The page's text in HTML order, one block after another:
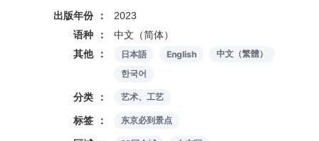
出版年份
2023
语种
中文（简体）
其他
日本語 English
中文（繁體）
한국어
分类 艺术、工艺
标签 东京必到景点